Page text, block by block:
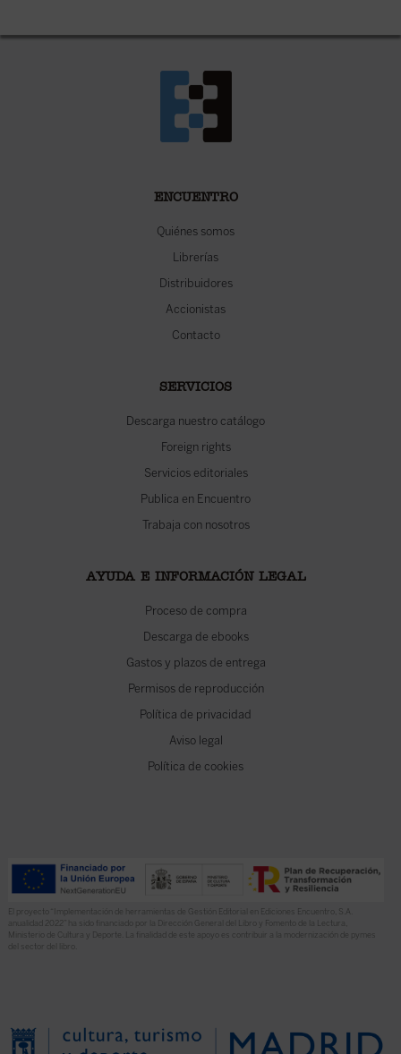
ENCUENTRO
Quiénes somos
Librerías
Distribuidores
Accionistas
Contacto
SERVICIOS
Descarga nuestro catálogo
Foreign rights
Servicios editoriales
Publica en Encuentro
Trabaja con nosotros
AYUDA E INFORMACIÓN LEGAL
Proceso de compra
Descarga de ebooks
Gastos y plazos de entrega
Permisos de reproducción
Política de privacidad
Aviso legal
Política de cookies
El proyecto “Implementación de herramientas de Gestión Editorial en Ediciones Encuentro, S.A.
anualidad 2022” ha sido financiado por la Dirección General del Libro y Fomento de la Lectura,
Ministerio de Cultura y Deporte. La finalidad de este apoyo es contribuir a la modernización de pymes
del sector del libro.